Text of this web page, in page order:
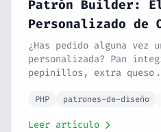
Patrón Builder:
Personalizado de
Complejos
¿Has pedido alguna vez
personalizada? Pan
pepinillos, extra
complejos paso a paso
PHP patrones-de-diseño
Leer artículo